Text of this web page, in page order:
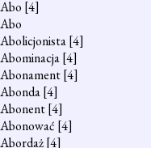
Abo [4]
Abo
Abolicjonista[4]
Abominacja[4]
Abonament[4]
Abonda[4]
Abonent[4]
Abonować [4]
Abordaż[4]